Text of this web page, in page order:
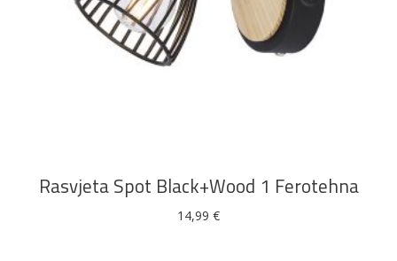
DODAJ U KOŠARICU
Rasvjeta Spot Black+Wood 1 Ferotehna
14,99 €